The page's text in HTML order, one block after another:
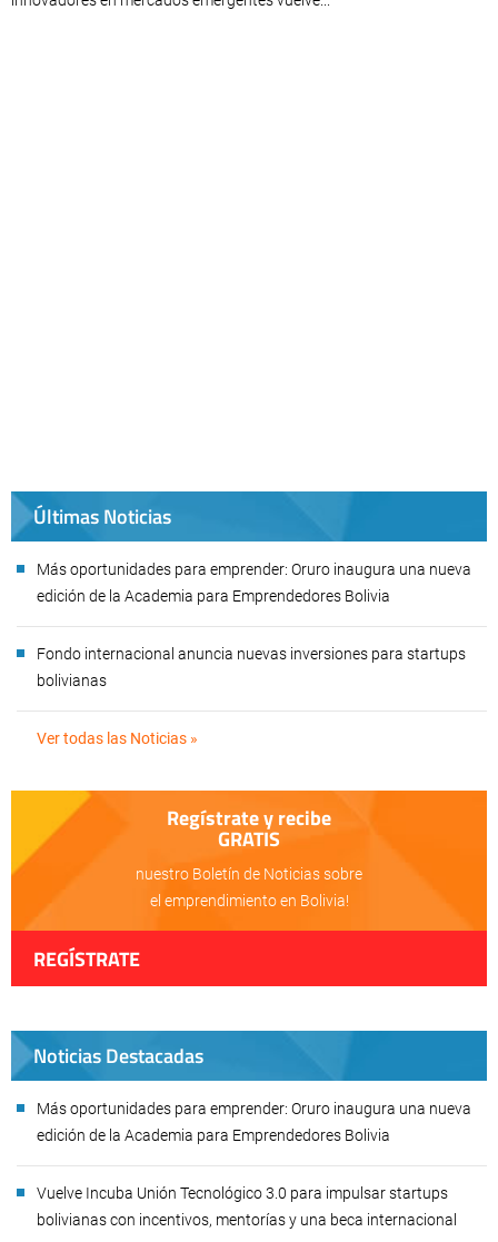
Últimas Noticias
Más oportunidades para emprender: Oruro inaugura una nueva
edición de la Academia para Emprendedores Bolivia
Fondo internacional anuncia nuevas inversiones para startups
bolivianas
Ver todas las Noticias »
Regístrate y recibe
GRATIS
nuestro Boletín de Noticias sobre
el emprendimiento en Bolivia!
REGÍSTRATE
Noticias Destacadas
Más oportunidades para emprender: Oruro inaugura una nueva
edición de la Academia para Emprendedores Bolivia
Vuelve Incuba Unión Tecnológico 3.0 para impulsar startups
bolivianas con incentivos, mentorías y una beca internacional